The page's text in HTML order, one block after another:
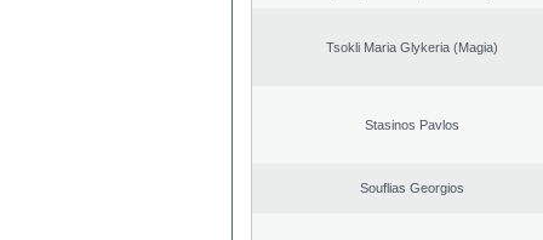
Tsokli Maria Glykeria (Magia)
Stasinos Pavlos
Souflias Georgios